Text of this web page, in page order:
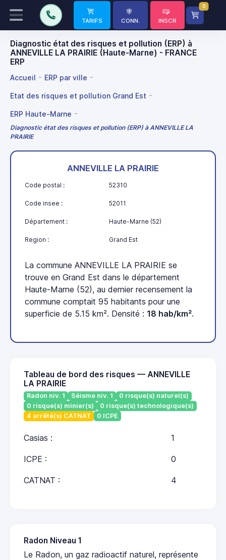
TARIFS CONN. INSCR
0
Diagnostic état des risques et pollution (ERP) à
ANNEVILLE LA PRAIRIE (Haute-Marne) - FRANCE
ERP
Accueil ERP par ville
Etat des risques et pollution Grand Est
ERP Haute-Marne
Diagnostic état des risques et pollution (ERP) à ANNEVILLE LA
PRAIRIE
ANNEVILLE LA PRAIRIE
Code postal : 52310
Code insee : 52011
Département : Haute-Marne (52)
Region : Grand Est
La commune ANNEVILLE LA PRAIRIE se
trouve en Grand Est dans le département
Haute-Marne (52), au dernier recensement la
commune comptait 95 habitants pour une
superficie de 5.15 km². Densité : 18 hab/km².
Tableau de bord des risques — ANNEVILLE
LA PRAIRIE
Radon niv. 1 Séisme niv. 1
0 risque(s) naturel(s)
0 risque(s) minier(s)
0 risque(s) technologique(s)
4 arrêté(s) CATNAT
0 ICPE
Casias : 1
ICPE : 0
CATNAT : 4
Radon Niveau 1
Le Radon, un gaz radioactif naturel, représente